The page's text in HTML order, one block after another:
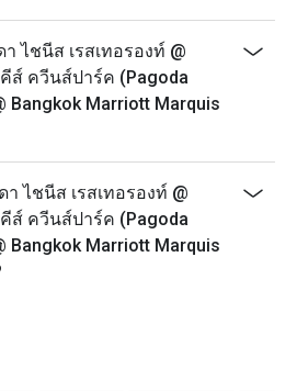
ไชนีส เรสเทอรองท์ @
ส์ ควีนส์ปาร์ค (Pagoda
Bangkok Marriott Marquis
ไชนีส เรสเทอรองท์ @
ส์ ควีนส์ปาร์ค (Pagoda
Bangkok Marriott Marquis